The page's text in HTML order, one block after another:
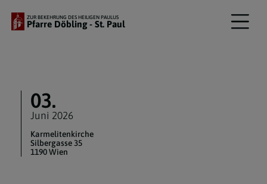
ZUR BEKEHRUNG DES HEILIGEN PAULUS
Pfarre Döbling - St. Paul
03.
Juni 2026
Karmelitenkirche
Silbergasse 35
1190 Wien